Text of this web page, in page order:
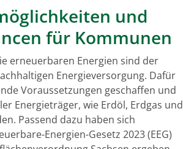
und
für Kommunen
erneuerbaren Energien sind der
Energiever­sorgung. Dafür
Voraussetzungen geschaffen und
Energieträger, wie Erdöl, Erdgas und
Passend dazu haben sich
Energien-Gesetz 2023 (EEG)